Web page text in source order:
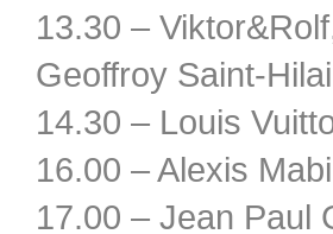
13.30 –
Geoffroy Saint-
14.30 – Louis
16.00 – Alexis
17.00 – Jean Paul